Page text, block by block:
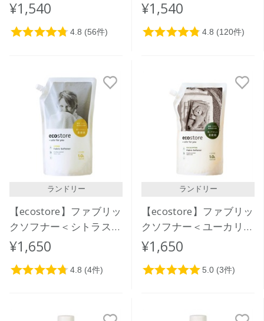
香料＞ 1kg
¥1,540
おしゃれ着用＞1L
¥1,540
ランドリー
【ecostore】ファブリッ
クソフナー＜シトラス＞
リフィルパック1L
¥1,650
ランドリー
【ecostore】ファブリッ
クソフナー＜ユーカリ＞
リフィルパック1L
¥1,650